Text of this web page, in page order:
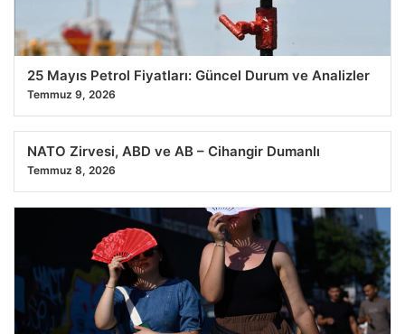
25 Mayıs Petrol Fiyatları: Güncel Durum ve Analizler
Temmuz 9, 2026
NATO Zirvesi, ABD ve AB – Cihangir Dumanlı
Temmuz 8, 2026